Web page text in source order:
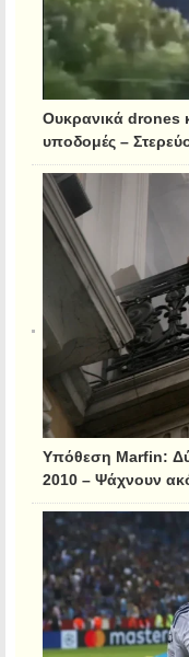
Ουκρανικά drones
υποδομές –
Υπόθεση Marfin:
2010 – Ψάχνουν